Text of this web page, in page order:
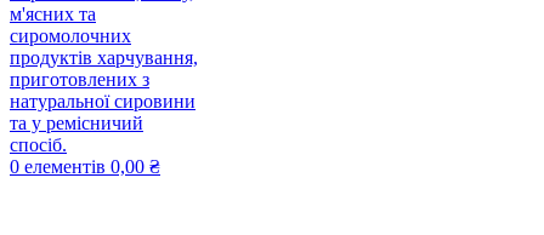
0 елементів 0,00 ₴